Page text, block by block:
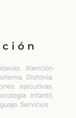
Atención
Disfonía,
ejecutivas,
Infantil,
Servicios